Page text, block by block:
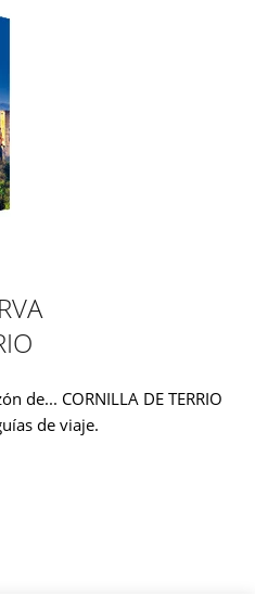
de... CORNILLA DE TERRIO
de viaje.